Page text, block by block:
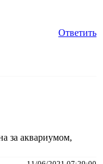
Ответить
за аквариумом,